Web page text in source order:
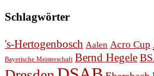
Schlagwörter
's-Hertogenbosch Aalen Acro Cup
Bayerische Meisterschaft Bernd Hegele